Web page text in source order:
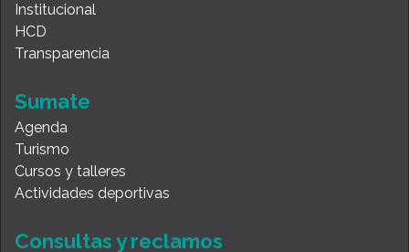
Institucional
HCD
Transparencia
Sumate
Agenda
Turismo
Cursos y talleres
Actividades deportivas
Consultas y reclamos